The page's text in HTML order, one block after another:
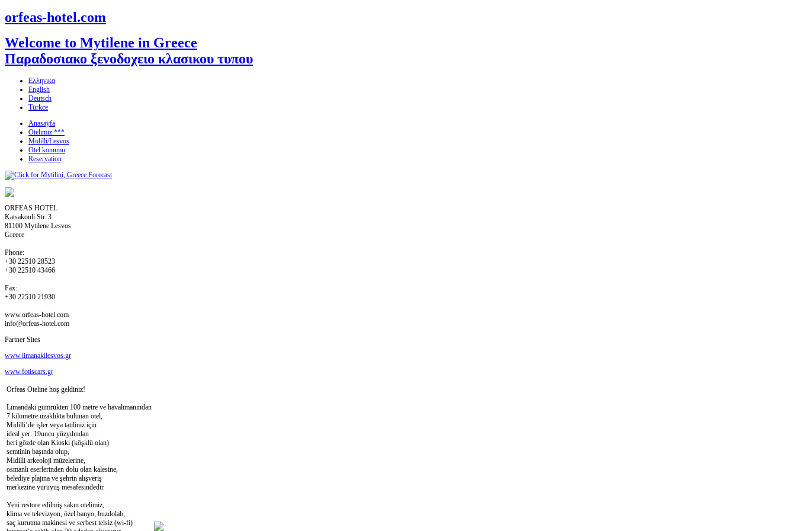
orfeas-hotel.com
Welcome to Mytilene in Greece
Παραδοσιακο ξενοδοχειο κλασικου τυπου
Ελληνικα
English
Deutsch
Türkce
Anasayfa
Otelimiz ***
Midilli/Lesvos
Otel konumu
Reservation
ORFEAS HOTEL
Katsakouli Str. 3
81100 Mytilene Lesvos
Greece
Phone:
+30 22510 28523
+30 22510 43466
Fax:
+30 22510 21930
www.orfeas-hotel.com
info@orfeas-hotel.com
Partner Sites
www.limanakilesvos.gr
www.fotiscars.gr
Orfeas Oteline hoş geldiniz!
Limandaki gümrükten 100 metre ve havalımanından
7 kilometre uzaklıkta bulunan otel,
Midilli’de işler veya tatiliniz için
ideal yer: 19uncu yüzyılından
beri gözde olan Kioski (köşklü olan)
semtinin başında olup,
Midilli arkeoloji müzelerine,
osmanlı eserlerinden dolu olan kalesine,
belediye plajına ve şehrin alışveriş
merkezine yürüyüş mesafesindedir.
Yeni restore edilmiş sakın otelimiz,
klima ve televizyon, özel banyo, buzdolab,
saç kurutma makinesi ve serbest telsiz (wi-fi)